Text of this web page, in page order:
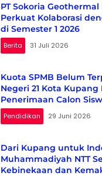
PT Sokoria
Perkuat Kolaborasi
di Semester 1 2026
Berita 31 Juli 2026
Kuota SPMB Belum
Negeri 21 Kota Kupang
Penerimaan Calon
Pendidikan 29 Juni 2026
Dari Kupang untuk
Muhammadiyah NTT
Kebinekaan dan